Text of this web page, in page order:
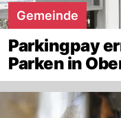
Gemeinde
Parkingpay
Parken in